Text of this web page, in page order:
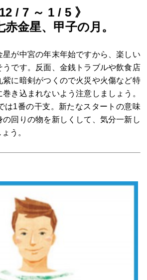
12 / 7 ～ 1 / 5 》
赤金星、甲子の月。
が中宮の年末年始ですから、楽しい
うです。反面、金銭トラブルや飲食店
紫に暗剣がつくので火災や火傷など特
き込まれないよう注意しましょう。
は1番の干支。新たなスタートの意味
の回りの物を新しくして、気分一新し
う。